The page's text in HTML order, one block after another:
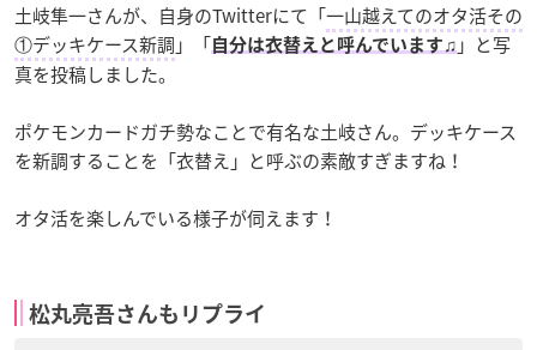
土岐隼一さんが、自身のTwitterにて「一山越えてのオタ活その
①デッキケース新調 」「自分は衣替えと呼んでいます♫ 」と写
真を投稿しました。
ポケモンカードガチ勢なことで有名な土岐さん。デッキケース
を新調することを「衣替え」と呼ぶの素敵すぎますね！
オタ活を楽しんでいる様子が伺えます！
松丸亮吾さんもリプライ